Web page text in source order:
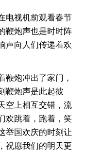
电视机前观看春节
鞭炮声也是时时阵
声向人们传递着欢
鞭炮冲出了家门，
鞭炮声是此起彼
空上相互交错，流
欢跳着，跑着，笑
举国欢庆的时刻让
祝愿我们的明天更